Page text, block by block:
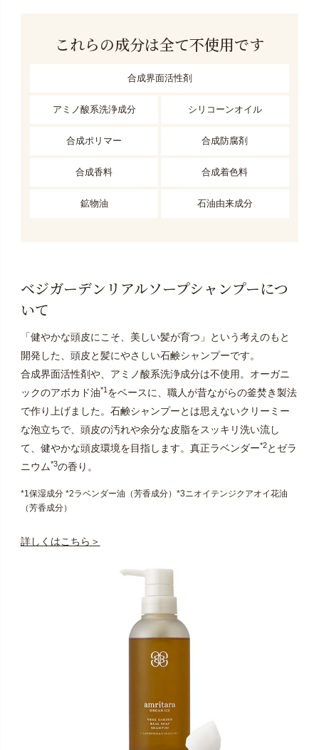
これらの成分は全て不使用です
合成界面活性剤
アミノ酸系洗浄成分 シリコーンオイル
合成ポリマー 合成防腐剤
合成香料 合成着色料
鉱物油 石油由来成分
ベジガーデンリアルソープシャンプーにつ
いて
「健やかな頭皮にこそ、美しい髪が育つ」という考えのもと
開発した、頭皮と髪にやさしい石鹸シャンプーです。
合成界面活性剤や、アミノ酸系洗浄成分は不使用。オーガニ
ックのアボカド油*1をベースに、職人が昔ながらの釜焚き製法
で作り上げました。石鹸シャンプーとは思えないクリーミー
な泡立ちで、頭皮の汚れや余分な皮脂をスッキリ洗い流し
て、健やかな頭皮環境を目指します。真正ラベンダー*2とゼラ
ニウム*3の香り。
*1保湿成分 *2ラベンダー油（芳香成分）*3ニオイテンジクアオイ花油
（芳香成分）
詳しくはこちら＞